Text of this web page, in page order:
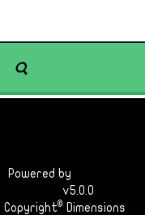
Powered by
v5.0.0
Copyright©
Dimensions